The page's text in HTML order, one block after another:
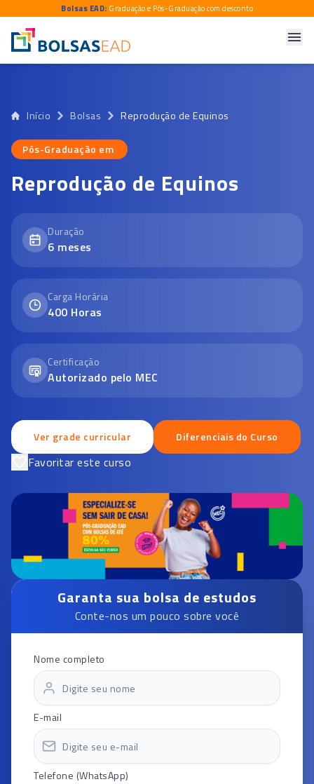
Bolsas EAD: Graduação e Pós-Graduação com desconto
Início Bolsas Reprodução de Equinos
Pós-Graduação em
Pós-Graduação em
Reprodução de Equinos
Duração
6 meses
Carga Horária
400 Horas
Certificação
Autorizado pelo MEC
Ver grade curricular Diferenciais do Curso
Favoritar este curso
Garanta sua bolsa de estudos
Conte-nos um pouco sobre você
Nome completo
E-mail
Telefone (WhatsApp)